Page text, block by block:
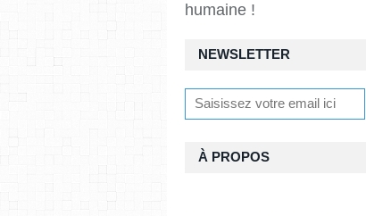
NEWSLETTER
humaine !
À PROPOS